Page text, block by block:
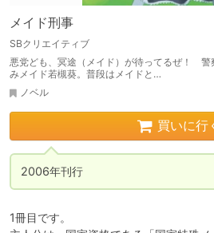
メイド刑事
SBクリエイティブ
悪党ども、冥途（メイド）が待ってるぜ！ 警
みメイド若槻葵。普段はメイドと…
ノベル
買いに行
2006年刊行
1冊目です。